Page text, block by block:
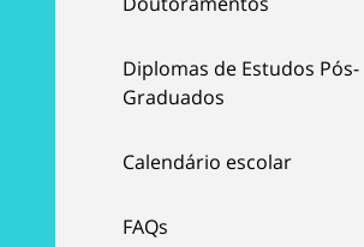
Diplomas de Estudos Pós-
Graduados
Calendário escolar
FAQs